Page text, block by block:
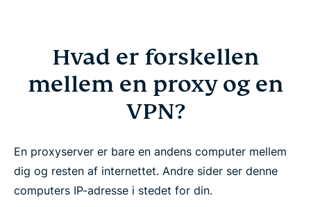
Hvad er forskellen
mellem en proxy og en
VPN?
En proxyserver er bare en andens computer mellem
dig og resten af internettet. Andre sider ser denne
computers IP-adresse i stedet for din.